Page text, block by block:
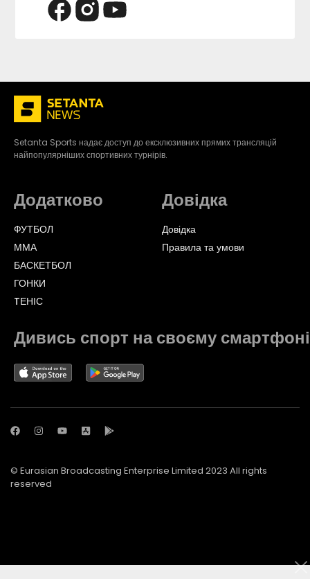
Setanta Sports надає доступ до ексклюзивних прямих трансляцій
найпопулярніших спортивних турнірів.
Додатково
ФУТБОЛ
ММА
БАСКЕТБОЛ
ГОНКИ
TЕНІС
Довідка
Довідка
Правила та умови
Дивись спорт на своєму смартфоні
© Eurasian Broadcasting Enterprise Limited 2023 All rights
reserved